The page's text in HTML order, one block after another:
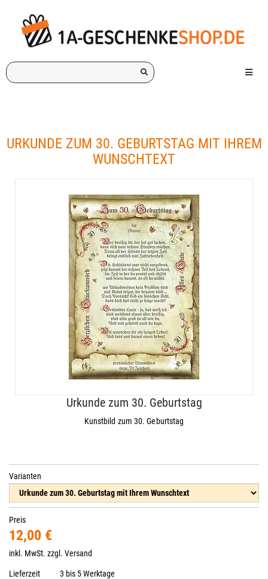
Ich
suche
Menü
URKUNDE ZUM 30. GEBURTSTAG MIT IHREM
WUNSCHTEXT
Urkunde zum 30. Geburtstag
Kunstbild zum 30. Geburtstag
Varianten
Preis
12,00 €
inkl. MwSt. zzgl. Versand
Lieferzeit 3 bis 5 Werktage